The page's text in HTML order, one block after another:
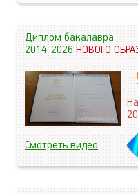
Диплом бакалавра
2014-2026НОВОГО
Смотреть видео